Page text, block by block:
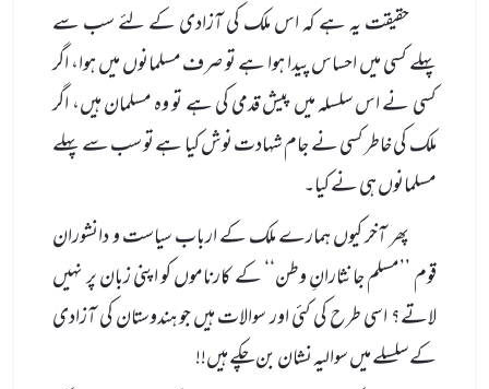
حقیقت یہ ہے کہ اس ملک کی آزادی کے لئے سب سے
پہلے کسی میں احساس پیدا ہوا ہے تو صرف مسلمانوں میں ہوا، اگر
کسی نے اس سلسلہ میں پیش قدمی کی ہے تو وہ مسلمان ہیں، اگر
ملک کی خاطر کسی نے جام شہادت نوش کیا ہے تو سب سے پہلے
مسلمانوں ہی نے کیا۔
پھر آخر کیوں ہمارے ملک کے ارباب سیاست و دانشوران
قوم ’’مسلم جانثارانِ وطن‘‘ کے کارناموں کو اپنی زبان پر نہیں
لاتے؟ اسی طرح کی کئی اور سوالات ہیں جو ہندوستان کی آزادی
کے سلسلے میں سوالیہ نشان بن چکے ہیں!!